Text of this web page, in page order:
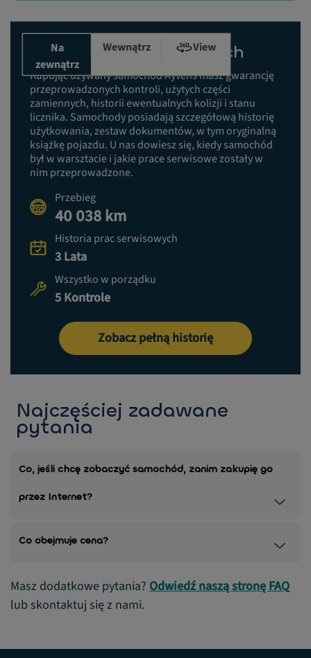
Na
zewnątrz
Wewnątrz View
Historia prac serwisowych
Kupując używany samochód Ayvens masz gwarancję
przeprowadzonych kontroli, użytych części
zamiennych, historii ewentualnych kolizji i stanu
licznika. Samochody posiadają szczegółową historię
użytkowania, zestaw dokumentów, w tym oryginalną
książkę pojazdu. U nas dowiesz się, kiedy samochód
był w warsztacie i jakie prace serwisowe zostały w
nim przeprowadzone.
Przebieg
40 038 km
Historia prac serwisowych
3 Lata
Wszystko w porządku
5 Kontrole
Zobacz pełną historię
Najczęściej zadawane
pytania
Co, jeśli chcę zobaczyć samochód, zanim zakupię go
przez Internet?
Co obejmuje cena?
Masz dodatkowe pytania? Odwiedź naszą stronę FAQ
lub skontaktuj się z nami.